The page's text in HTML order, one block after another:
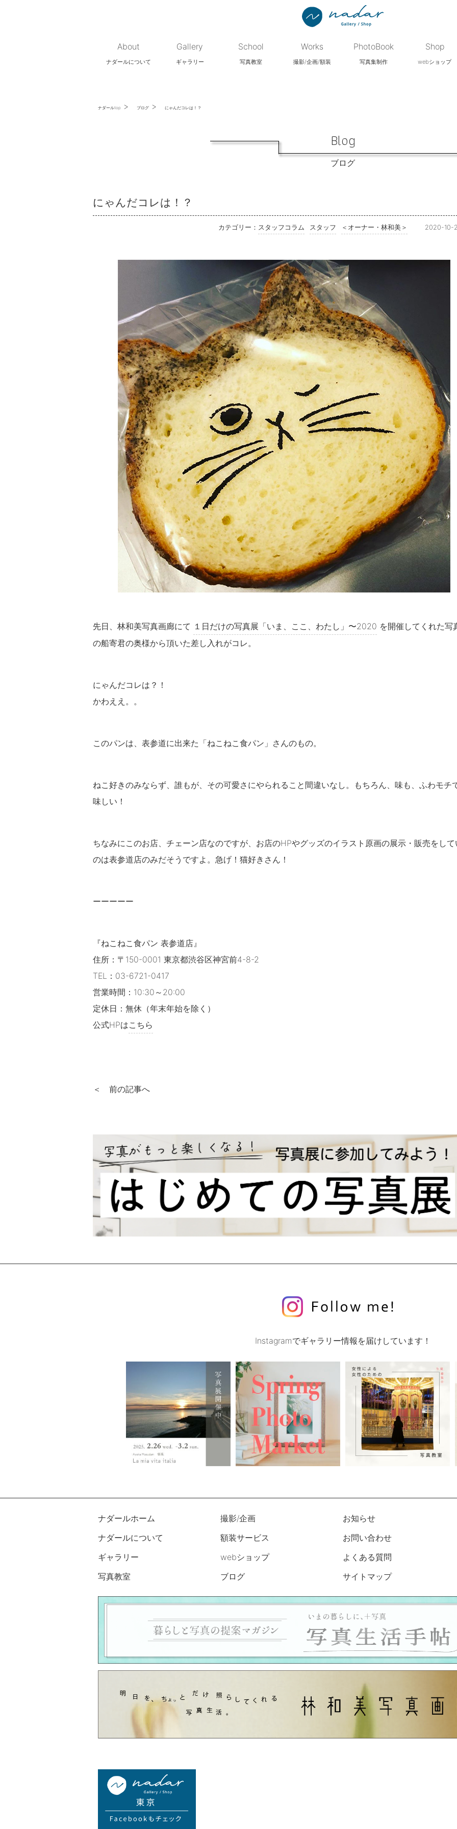
About
ナダールについて
Gallery
ギャラリー
School
写真教室
Works
撮影/企画/額装
PhotoBook
写真集制作
Shop
webショップ
ナダールtop > ブログ > にゃんだコレは！？
Blog
ブログ
にゃんだコレは！？
カテゴリー： スタッフコラム スタッフ ＜オーナー・林和美＞ 2020-10-
先日、林和美写真画廊にて １日だけの写真展「いま、ここ、わたし」〜2020 を開催してくれた写
の船寄君の奥様から頂いた差し入れがコレ。
にゃんだコレは？！
かわええ。。
このパンは、表参道に出来た「ねこねこ食パン」さんのもの。
ねこ好きのみならず、誰もが、その可愛さにやられること間違いなし。もちろん、味も、ふわモチ
味しい！
ちなみにこのお店、チェーン店なのですが、お店のHPやグッズのイラスト原画の展示・販売をして
のは表参道店のみだそうですよ。急げ！猫好きさん！
ーーーーー
『ねこねこ食パン 表参道店』
住所：〒150-0001 東京都渋谷区神宮前4-8-2
TEL：03-6721-0417
営業時間：10:30～20:00
定休日：無休（年末年始を除く）
公式HPはこちら
＜ 前の記事へ
Instagramでギャラリー情報を届けしています！
ナダールホーム
ナダールについて
ギャラリー
写真教室
撮影/企画
額装サービス
webショップ
ブログ
お知らせ
お問い合わせ
よくある質問
サイトマップ